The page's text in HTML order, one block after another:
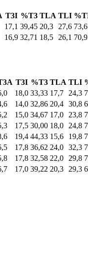
T3I %T3 TLA TLI
17,1 39,45 20,3 27,6
16,9 32,71 18,5 26,1
T3I %T3 TLA TLI
18,0 33,33 17,7 24,3
14,0 32,86 20,4 30,8
15,0 34,67 17,0 23,8
17,5 30,00 18,0 24,8
19,4 44,33 15,6 19,8
17,8 36,62 24,0 32,3
17,8 32,58 22,0 29,8
17,0 39,22 20,3 29,3